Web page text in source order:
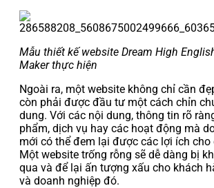
Mẫu thiết kế website Dream High
Maker thực hiện
Ngoài ra, một website không chỉ cần
còn phải được đầu tư một cách chỉn
dung. Với các nội dung, thông tin rõ
phẩm, dịch vụ hay các hoạt động mà
mới có thể đem lại được các lợi ích cho
Một website trống rỗng sẽ dễ dàng bị
qua và để lại ấn tượng xấu cho khách
và doanh nghiệp đó.